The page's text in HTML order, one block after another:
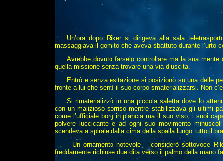
Un’ora dopo Riker si dirigeva alla sala
massaggiava il gomito che aveva sbattuto durante l’urto
Avrebbe dovuto farselo controllare ma la sua
quella missione senza trovare una via d’uscita.
Entrò e senza esitazione si posizionò su una delle
fronte a lui che sentì il suo corpo smaterializzarsi. Non
Si rimaterializzò in una piccola saletta dove lo
con un malizioso sorriso mentre stabilizzava gli ultimi
come l’ufficiale borg in plancia ma il suo viso, i suoi
polvere luccicante e ad ogni suo movimento
scendeva a spirale dalla cima della spalla lungo tutto il
- Un ornamento notevole – considerò sottovoce
freddamente richiuse due dita verso il palmo della mano